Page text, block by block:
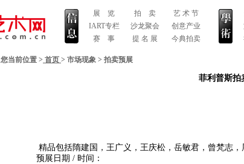
展 览
IART专栏
赛 事
拍 卖
沙龙聚会
提 名 展
艺 术 节
创意产业
今典拍卖
您当前位置 > 首页 > 市场现象 > 拍卖预展
菲利普斯拍
精品包括隋建国，王广义，王庆松，岳敏君，曾梵志，
预展日期 / 时间：